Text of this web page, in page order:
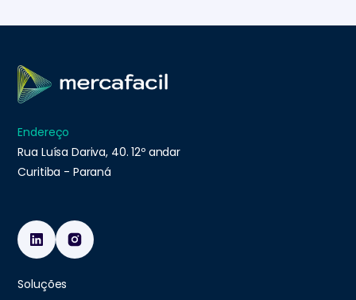
Endereço
Rua Luísa Dariva, 40. 12º andar
Curitiba - Paraná
Soluções